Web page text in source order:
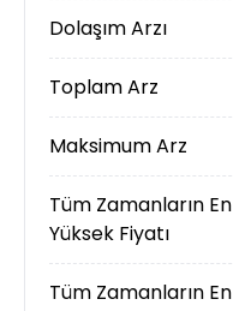
Dolaşım Arzı
Toplam Arz
Maksimum Arz
Tüm Zamanların En
Yüksek Fiyatı
Tüm Zamanların En